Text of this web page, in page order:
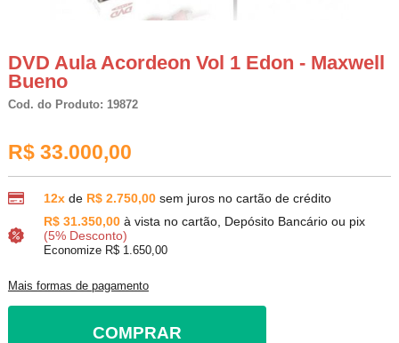
DVD Aula Acordeon Vol 1 Edon - Maxwell
Bueno
Cod. do Produto: 19872
R$ 33.000,00
12xde R$ 2.750,00 sem juros no cartão de crédito
R$ 31.350,00 à vista no cartão, Depósito Bancário ou pix
(5% Desconto)
Economize R$ 1.650,00
Mais formas de pagamento
COMPRAR